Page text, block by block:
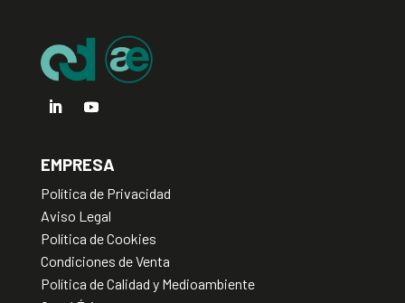
EMPRESA
Política de Privacidad
Aviso Legal
Política de Cookies
Condiciones de Venta
Política de Calidad y Medioambiente